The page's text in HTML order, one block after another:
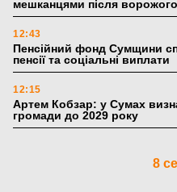
мешканцями після
12:43
Пенсійний фонд Сумщини
пенсії та соціальні виплати
12:15
Артем Кобзар: у Сумах
громади до 2029 року
8